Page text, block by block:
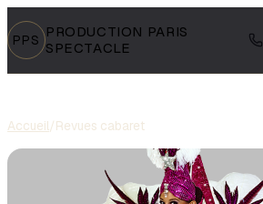
PPS PRODUCTION PARIS
SPECTACLE
Accueil/Revues cabaret